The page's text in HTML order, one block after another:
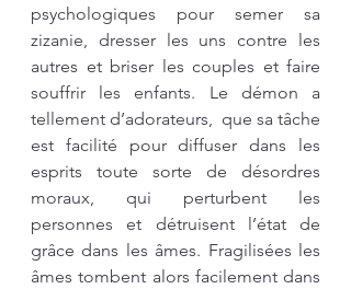
psychologiques pour semer sa
zizanie, dresser les uns contre les
autres et briser les couples et faire
souffrir les enfants. Le démon a
tellement d’adorateurs,  que sa tâche
est facilité pour diffuser dans les
esprits toute sorte de désordres
moraux, qui perturbent les
personnes et détruisent l’état de
grâce dans les âmes. Fragilisées les
âmes tombent alors facilement dans